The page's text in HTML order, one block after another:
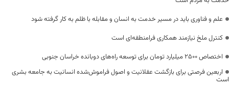
علم و فناوری باید در مسیر خدمت به انسان و مقابله با ظلم به کار گرفته شود
کنترل ملخ نیازمند همکاری فرامنطقه‌ای است
اختصاص 2500 میلیارد تومان برای توسعه راه‌های دوبانده خراسان جنوبی
اربعین فرصتی برای بازگشت عقلانیت و اصول فراموش‌شده انسانیت به جامعه بشری
است